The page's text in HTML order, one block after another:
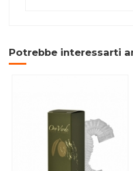
Potrebbe interessarti